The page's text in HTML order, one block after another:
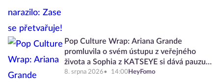
Pop Culture Wrap: Ariana Grande
promluvila o svém ústupu z veřejného
života a Sophia z KATSEYE si dává pauzu
od skupiny
8. srpna 2026 14:00 HeyFomo